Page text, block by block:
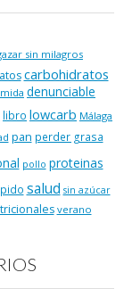
sin milagros
carbohidratos
denunciable
libro lowcarb Málaga
pan perder grasa
pollo proteinas
salud sin azúcar
verano